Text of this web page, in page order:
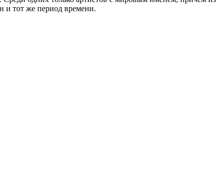
и тот же период времени.